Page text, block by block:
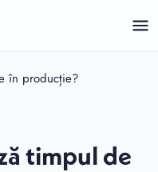
în producție?
timpul de